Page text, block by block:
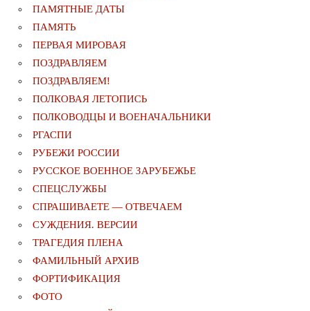
ПАМЯТНЫЕ ДАТЫ
ПАМЯТЬ
ПЕРВАЯ МИРОВАЯ
ПОЗДРАВЛЯЕМ
ПОЗДРАВЛЯЕМ!
ПОЛКОВАЯ ЛЕТОПИСЬ
ПОЛКОВОДЦЫ И ВОЕНАЧАЛЬНИКИ
РГАСПИ
РУБЕЖИ РОССИИ
РУССКОЕ ВОЕННОЕ ЗАРУБЕЖЬЕ
СПЕЦСЛУЖБЫ
СПРАШИВАЕТЕ — ОТВЕЧАЕМ
СУЖДЕНИЯ. ВЕРСИИ
ТРАГЕДИЯ ПЛЕНА
ФАМИЛЬНЫЙ АРХИВ
ФОРТИФИКАЦИЯ
ФОТО